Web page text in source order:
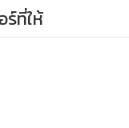
ร์ที่ให้